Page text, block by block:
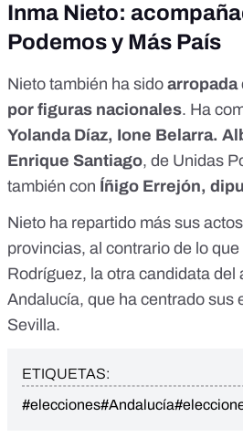
Inma Nieto:
Podemos y Más País
Nieto también ha sido arropada
por figuras nacionales. Ha
Yolanda Díaz, Ione Belarra.
Enrique Santiago, de Unidas
también con Íñigo Errejón,
Nieto ha repartido más sus
provincias, al contrario de lo
Rodríguez, la otra candidata del
Andalucía, que ha centrado sus
Sevilla.
ETIQUETAS:
#elecciones#Andalucía